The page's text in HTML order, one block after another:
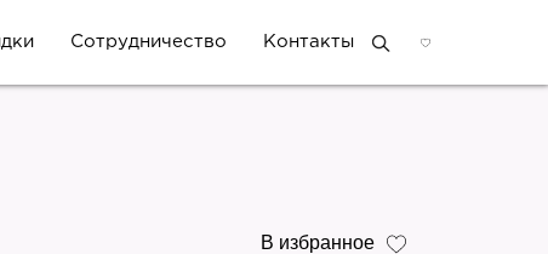
Сотрудничество Контакты
В избранное